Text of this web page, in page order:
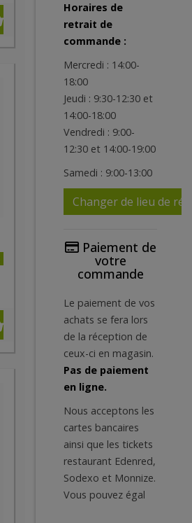
Horaires de
retrait de
commande :
Mercredi : 14:00-
18:00
Jeudi : 9:30-12:30 et
14:00-18:00
Vendredi : 9:00-
12:30 et 14:00-19:00
Samedi : 9:00-13:00
Changer de lieu de
Paiement de
votre
commande
Le paiement de vos
achats se fera lors
de la réception de
ceux-ci en magasin.
Pas de paiement
en ligne.
Nous acceptons les
cartes bancaires
ainsi que les tickets
restaurant Edenred,
Sodexo et Monnize.
Vous pouvez égal